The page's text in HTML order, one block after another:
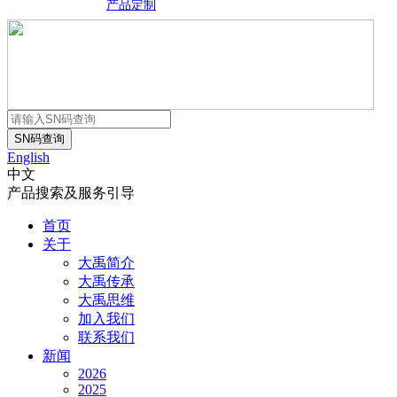
产品定制
English
中文
产品搜索及服务引导
首页
关于
大禹简介
大禹传承
大禹思维
加入我们
联系我们
新闻
2026
2025